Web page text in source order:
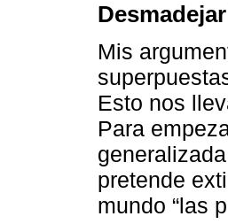
Mis
Esto nos
Para
pretende
mundo “las